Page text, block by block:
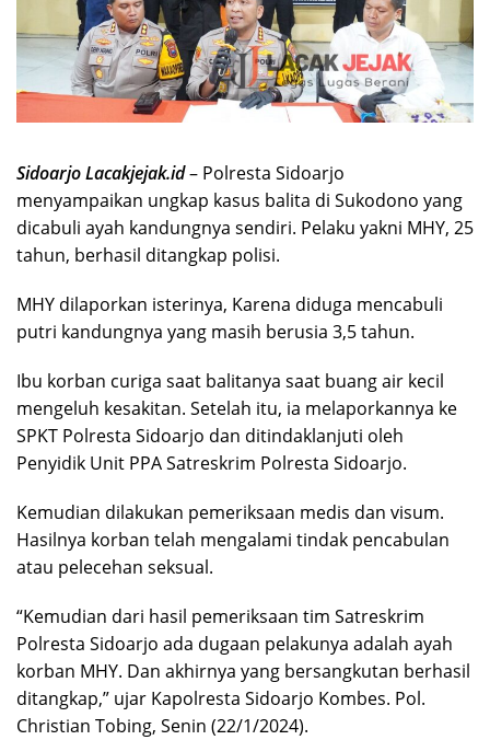
Sidoarjo Lacakjejak.id– Polresta Sidoarjo
menyampaikan ungkap kasus balita di Sukodono yang
dicabuli ayah kandungnya sendiri. Pelaku yakni MHY, 25
tahun, berhasil ditangkap polisi.
MHY dilaporkan isterinya, Karena diduga mencabuli
putri kandungnya yang masih berusia 3,5 tahun.
Ibu korban curiga saat balitanya saat buang air kecil
mengeluh kesakitan. Setelah itu, ia melaporkannya ke
SPKT Polresta Sidoarjo dan ditindaklanjuti oleh
Penyidik Unit PPA Satreskrim Polresta Sidoarjo.
Kemudian dilakukan pemeriksaan medis dan visum.
Hasilnya korban telah mengalami tindak pencabulan
atau pelecehan seksual.
“Kemudian dari hasil pemeriksaan tim Satreskrim
Polresta Sidoarjo ada dugaan pelakunya adalah ayah
korban MHY. Dan akhirnya yang bersangkutan berhasil
ditangkap,” ujar Kapolresta Sidoarjo Kombes. Pol.
Christian Tobing, Senin (22/1/2024).